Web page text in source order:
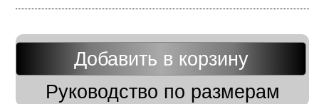
Добавить в корзину
Руководство по размерам